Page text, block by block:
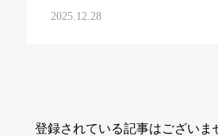
を徹底解説【美肌作り】
2025.12.28
登録されている記事はございま